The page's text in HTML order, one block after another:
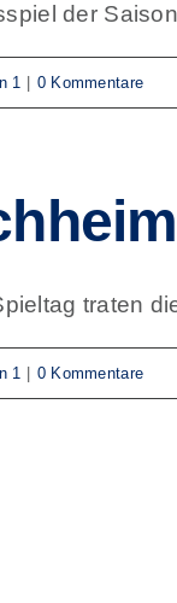
der
1 0 Kommentare
traten
1 0 Kommentare